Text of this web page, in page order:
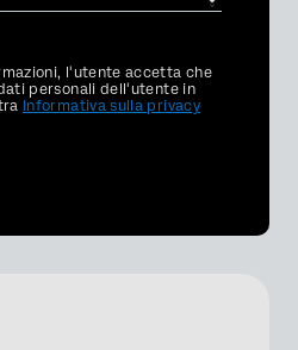
l'utente accetta che
personali dell'utente in
Informativa sulla privacy